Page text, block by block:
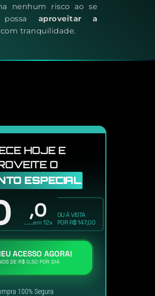
nenhum risco ao se
possa aproveitar a
com tranquilidade.
HOJE E
O
ESPECIAL
......em 12x
,0
OU À VISTA
POR R$ 147,00
ACESSO AGORA!
DE R$ 0,50 POR DIA
100% Segura